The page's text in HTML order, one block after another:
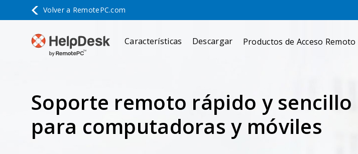
Volver a RemotePC.com
Características Descargar Productos de Acceso Remoto
Soporte remoto rápido y sencillo
para computadoras y móviles